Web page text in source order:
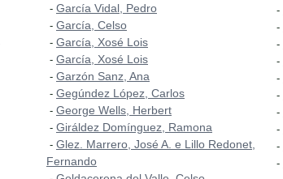
- García Vidal, Pedro
- García, Celso
- García, Xosé Lois
- García, Xosé Lois
- Garzón Sanz, Ana
- Gegúndez López, Carlos
- George Wells, Herbert
- Giráldez Domínguez, Ramona
- Glez. Marrero, José A. e Lillo Redonet,
Fernando
-
-
-
-
-
-
-
-
-
-